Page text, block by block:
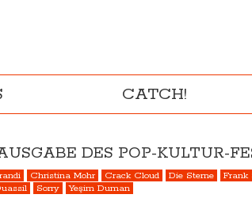
CATCH!
DES POP-KULTUR-
Christina Mohr Crack Cloud Die Sterne Frank
Sorry Yeşim Duman